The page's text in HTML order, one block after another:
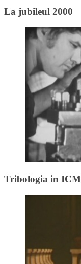
La jubileul 2000
Tribologia in